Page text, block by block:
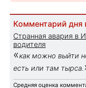
Комментарий дня
Странная авария в
водителя
«как можно выйти
есть или там тырса.
Средняя оценка